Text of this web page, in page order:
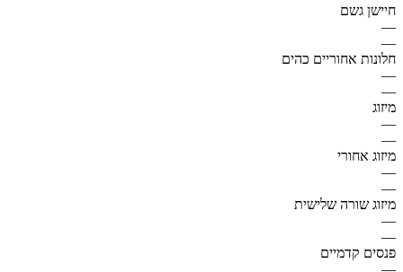
חיישן גשם
—
—
חלונות אחוריים כהים
—
—
מיזוג
—
—
מיזוג אחורי
—
—
מיזוג שורה שלישית
—
—
פנסים קדמיים
—